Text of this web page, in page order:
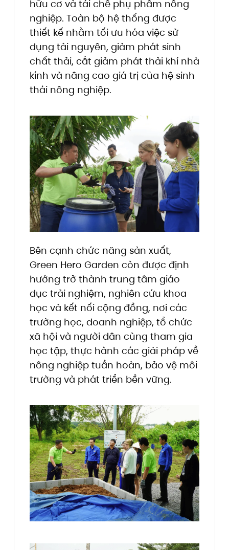
hữu cơ và tái chế phụ phẩm nông
nghiệp. Toàn bộ hệ thống được
thiết kế nhằm tối ưu hóa việc sử
dụng tài nguyên, giảm phát sinh
chất thải, cắt giảm phát thải khí nhà
kính và nâng cao giá trị của hệ sinh
thái nông nghiệp.
Bên cạnh chức năng sản xuất,
Green Hero Garden còn được định
hướng trở thành trung tâm giáo
dục trải nghiệm, nghiên cứu khoa
học và kết nối cộng đồng, nơi các
trường học, doanh nghiệp, tổ chức
xã hội và người dân cùng tham gia
học tập, thực hành các giải pháp về
nông nghiệp tuần hoàn, bảo vệ môi
trường và phát triển bền vững.